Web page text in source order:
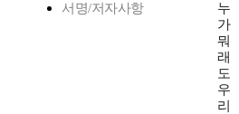
서명/저자사항
누
가
뭐
래
도
우
리